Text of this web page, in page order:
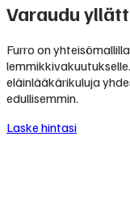
Varaudu
Furro on
eläinlääkärikuluja
edullisemmin.
Laske hintasi